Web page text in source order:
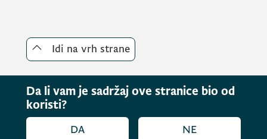
Idi na vrh strane
Da li vam je sadržaj ove stranice bio od
koristi?
DA NE